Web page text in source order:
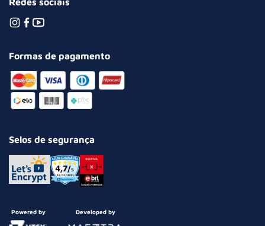
Formas de pagamento
Selos de segurança
Powered by Developed by